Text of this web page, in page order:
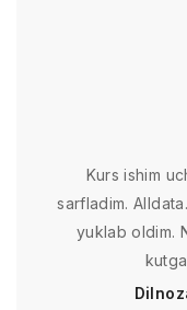
Kurs ishim
sarfladim.
yuklab oldim.